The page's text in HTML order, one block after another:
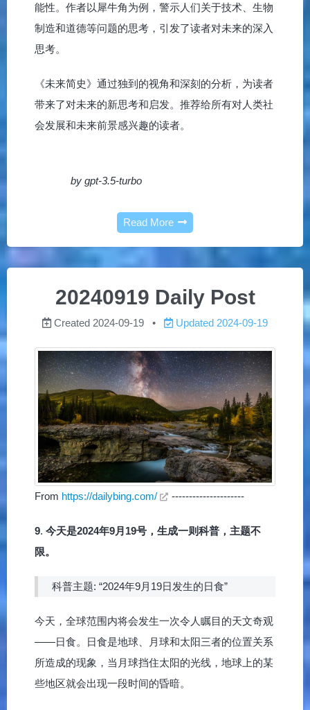
能性。作者以犀牛角为例，警示人们关于技术、生物
制造和道德等问题的思考，引发了读者对未来的深入
思考。
《未来简史》通过独到的视角和深刻的分析，为读者
带来了对未来的新思考和启发。推荐给所有对人类社
会发展和未来前景感兴趣的读者。
by gpt-3.5-turbo
Read More
20240919 Daily Post
Created 2024-09-19 Updated 2024-09-19
From https://dailybing.com/ ---------------------
9. 今天是2024年9月19号，生成一则科普，主题不
限。
科普主题: “2024年9月19日发生的日食”
今天，全球范围内将会发生一次令人瞩目的天文奇观
——日食。日食是地球、月球和太阳三者的位置关系
所造成的现象，当月球挡住太阳的光线，地球上的某
些地区就会出现一段时间的昏暗。